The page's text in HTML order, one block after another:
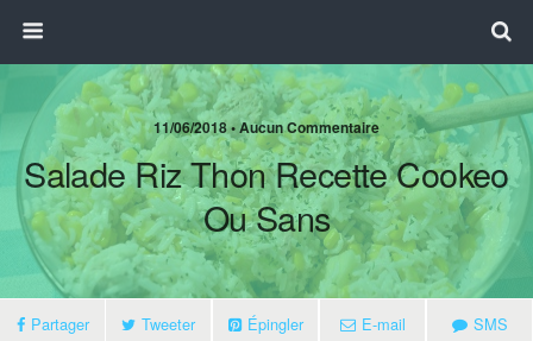
11/06/2018 • Aucun Commentaire
Salade Riz Thon Recette Cookeo
Ou Sans
Partager Tweeter Épingler E-mail SMS